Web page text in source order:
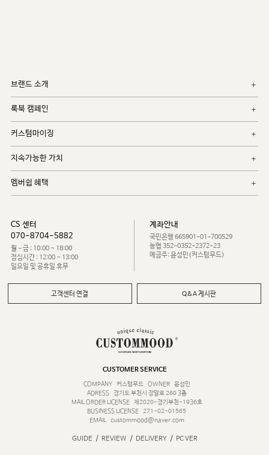
브랜드 소개
룩북 캠페인
커스텀마이징
지속가능한 가치
멤버쉽 혜택
CS 센터
070-8704-5882
월 - 금 : 10:00 ~ 18:00
점심시간 : 12:00 ~ 13:00
일요일 및 공휴일 휴무
계좌안내
국민은행 665901-01-700529
농협 352-0352-2372-23
예금주: 윤성민(커스텀무드)
고객센터 연결 Q&A 게시판
CUSTOMER SERVICE
COMPANY
커스텀무드 OWNER
윤성민
ADRESS
경기도 부천시 장말로 260 3층
MAIL ORDER LICENSE
제2020-경기부천-1936호
BUSINESS LICENSE 271-02-01565
EMAIL
custommood@naver.com
GUIDE / REVIEW / DELIVERY / PC VER